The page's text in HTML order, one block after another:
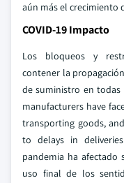
aún más el crecimiento
COVID-19 Impacto
Los bloqueos y
contener la
de suministro en
manufacturers have
transporting goods,
to delays in
pandemia ha afectado
uso final de los